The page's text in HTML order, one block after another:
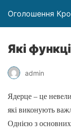
Оголошення
Які
admin
Ядерце – це
які виконують
Однією з основних